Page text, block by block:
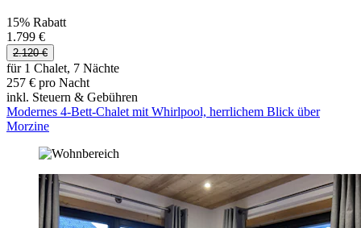
15% Rabatt
1.799 €
2.120 €
für 1 Chalet, 7 Nächte
257 € pro Nacht
inkl. Steuern & Gebühren
Modernes 4-Bett-Chalet mit Whirlpool, herrlichem Blick über
Morzine